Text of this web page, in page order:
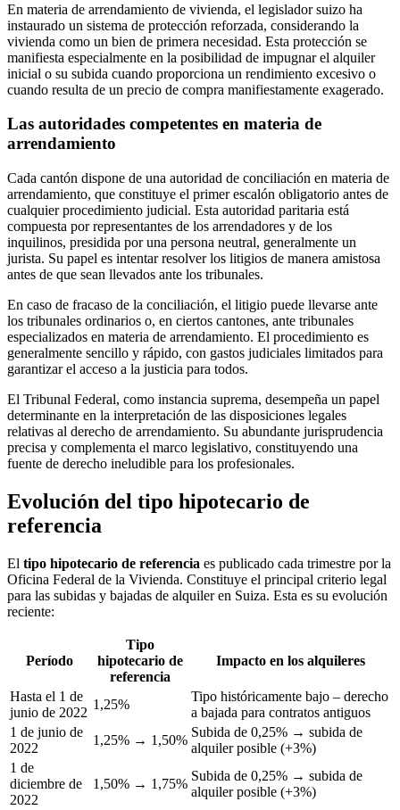
En materia de arrendamiento de vivienda, el legislador suizo ha
instaurado un sistema de protección reforzada, considerando la
vivienda como un bien de primera necesidad. Esta protección se
manifiesta especialmente en la posibilidad de impugnar el alquiler
inicial o su subida cuando proporciona un rendimiento excesivo o
cuando resulta de un precio de compra manifiestamente exagerado.
Las autoridades competentes en materia de
arrendamiento
Cada cantón dispone de una autoridad de conciliación en materia de
arrendamiento, que constituye el primer escalón obligatorio antes de
cualquier procedimiento judicial. Esta autoridad paritaria está
compuesta por representantes de los arrendadores y de los
inquilinos, presidida por una persona neutral, generalmente un
jurista. Su papel es intentar resolver los litigios de manera amistosa
antes de que sean llevados ante los tribunales.
En caso de fracaso de la conciliación, el litigio puede llevarse ante
los tribunales ordinarios o, en ciertos cantones, ante tribunales
especializados en materia de arrendamiento. El procedimiento es
generalmente sencillo y rápido, con gastos judiciales limitados para
garantizar el acceso a la justicia para todos.
El Tribunal Federal, como instancia suprema, desempeña un papel
determinante en la interpretación de las disposiciones legales
relativas al derecho de arrendamiento. Su abundante jurisprudencia
precisa y complementa el marco legislativo, constituyendo una
fuente de derecho ineludible para los profesionales.
Evolución del tipo hipotecario de
referencia
El tipo hipotecario de referencia es publicado cada trimestre por la
Oficina Federal de la Vivienda. Constituye el principal criterio legal
para las subidas y bajadas de alquiler en Suiza. Esta es su evolución
reciente:
Período
Tipo
hipotecario de
referencia
Impacto en los alquileres
Hasta el 1 de
junio de 2022
1,25%
Tipo históricamente bajo – derecho
a bajada para contratos antiguos
1 de junio de
2022
1,25% → 1,50%
Subida de 0,25% → subida de
alquiler posible (+3%)
1 de
diciembre de
2022
1,50% → 1,75%
Subida de 0,25% → subida de
alquiler posible (+3%)